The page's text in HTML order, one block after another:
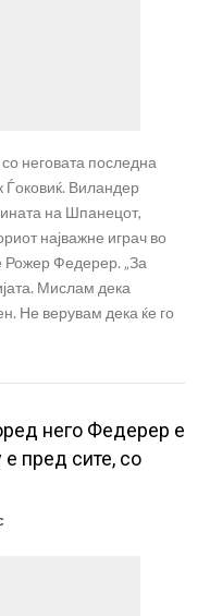
неговата последна
Ѓоковиќ. Виландер
на Шпанецот,
најважне играч во
Рожер Федерер. „За
Мислам дека
Не верувам дека ќе го
него Федерер е
пред сите, со